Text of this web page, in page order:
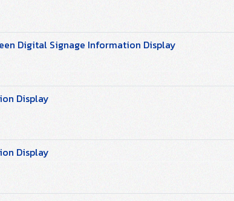
Digital Signage Information Display
Display
Display